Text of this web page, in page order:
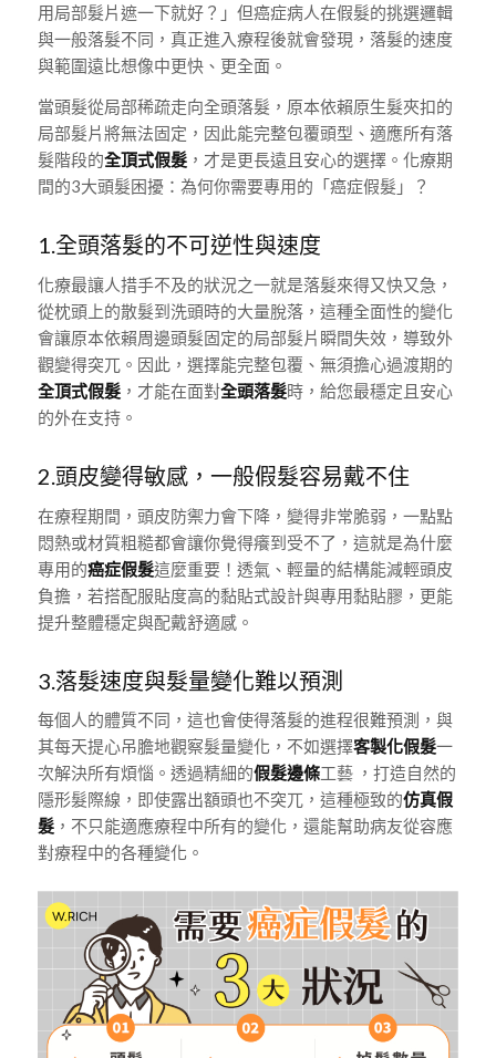
用局部髮片遮一下就好？」但癌症病人在假髮的挑選邏輯
與一般落髮不同，真正進入療程後就會發現，落髮的速度
與範圍遠比想像中更快、更全面。
當頭髮從局部稀疏走向全頭落髮，原本依賴原生髮夾扣的
局部髮片將無法固定，因此能完整包覆頭型、適應所有落
髮階段的全頂式假髮，才是更長遠且安心的選擇。化療期
間的3大頭髮困擾：為何你需要專用的「癌症假髮」？
1.全頭落髮的不可逆性與速度
化療最讓人措手不及的狀況之一就是落髮來得又快又急，
從枕頭上的散髮到洗頭時的大量脫落，這種全面性的變化
會讓原本依賴周邊頭髮固定的局部髮片瞬間失效，導致外
觀變得突兀。因此，選擇能完整包覆、無須擔心過渡期的
全頂式假髮，才能在面對全頭落髮時，給您最穩定且安心
的外在支持。
2.頭皮變得敏感，一般假髮容易戴不住
在療程期間，頭皮防禦力會下降，變得非常脆弱，一點點
悶熱或材質粗糙都會讓你覺得癢到受不了，這就是為什麼
專用的癌症假髮這麼重要！透氣、輕量的結構能減輕頭皮
負擔，若搭配服貼度高的黏貼式設計與專用黏貼膠，更能
提升整體穩定與配戴舒適感。
3.落髮速度與髮量變化難以預測
每個人的體質不同，這也會使得落髮的進程很難預測，與
其每天提心吊膽地觀察髮量變化，不如選擇客製化假髮一
次解決所有煩惱。透過精細的假髮邊條工藝 ，打造自然的
隱形髮際線，即使露出額頭也不突兀，這種極致的仿真假
髮，不只能適應療程中所有的變化，還能幫助病友從容應
對療程中的各種變化。